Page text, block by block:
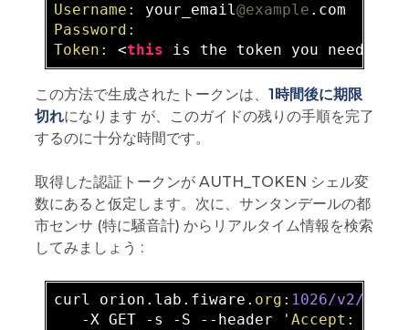
Username:
your_email@example
Password:
Token:
<this
この方法で生成されたトークンは、 1時間後に期限
切れになります が、このガイドの残りの手順を完了
するのに十分な時間です。
取得した認証トークンが AUTH_TOKEN シェル変
数にあると仮定します。次に、サンタンデールの都
市センサ (特に騒音計) からリアルタイム情報を検索
してみましょう :
curl orion.lab.fiware. org: 1026/v2/
   -X GET -s -S --header
'Accept: